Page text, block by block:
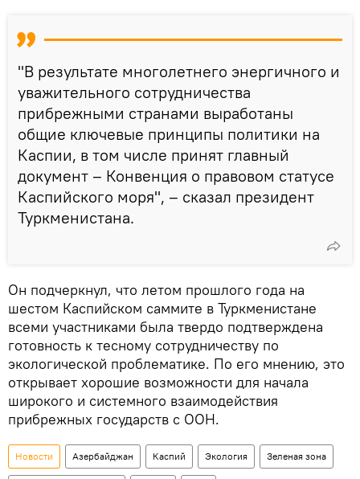
"В результате многолетнего энергичного и
уважительного сотрудничества
прибрежными странами выработаны
общие ключевые принципы политики на
Каспии, в том числе принят главный
документ – Конвенция о правовом статусе
Каспийского моря", – сказал президент
Туркменистана.
Он подчеркнул, что летом прошлого года на
шестом Каспийском саммите в Туркменистане
всеми участниками была твердо подтверждена
готовность к тесному сотрудничеству по
экологической проблематике. По его мнению, это
открывает хорошие возможности для начала
широкого и системного взаимодействия
прибрежных государств с ООН.
Новости Азербайджан Каспий Экология Зеленая зона